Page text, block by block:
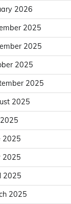
2026
2025
2025
2025
2025
2025
2025
2025
2025
2025